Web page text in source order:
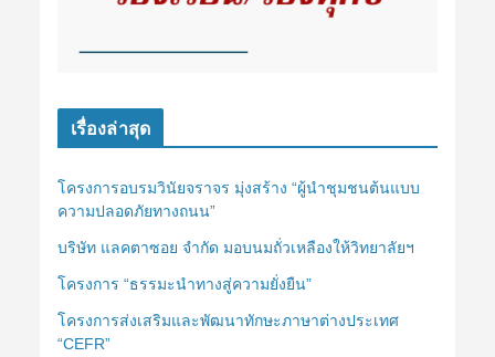
เรื่องล่าสุด
โครงการอบรมวินัยจราจร มุ่งสร้าง “ผู้นำชุมชนต้นแบบ
ความปลอดภัยทางถนน”
บริษัท แลคตาซอย จำกัด มอบนมถั่วเหลืองให้วิทยาลัยฯ
โครงการ “ธรรมะนำทางสู่ความยั่งยืน”
โครงการส่งเสริมและพัฒนาทักษะภาษาต่างประเทศ
“CEFR”